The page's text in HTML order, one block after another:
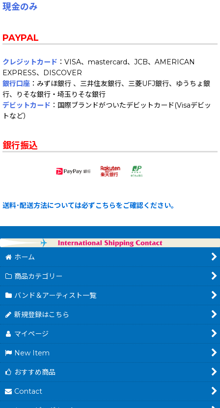
現金のみ
PAYPAL
クレジットカード ：VISA、mastercard、JCB、AMERICAN
EXPRESS、DISCOVER
銀行口座 ：みずほ銀行 、三井住友銀行、三菱UFJ銀行、ゆうちょ銀
行、りそな銀行・埼玉りそな銀行
デビットカード ：国際ブランドがついたデビットカード(Visaデビッ
トなど）
銀行振込
送料･配送方法については必ずこちらをご確認ください。
ホーム
商品カテゴリー
バンド＆アーティスト一覧
新規登録はこちら
マイページ
New Item
おすすめ商品
Contact